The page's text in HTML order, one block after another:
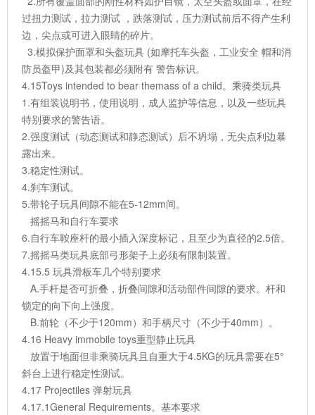
过扭力测试，拉力测试 ，跌落测试，压力测试前后不得产生利
边，尖点或可进入眼睛的碎片。
3.模拟保护面罩和头盔玩具 (如摩托车头盔，工业安全 帽和消
防员盔甲)及其包装都必须附有 警告标识。
4.15Toys intended to bear themass of a child。乘骑类玩具
1.有组装说明书，使用说明，成人监护等信息，以及一些玩具
特别要求的警告语。
2.强度测试（动态测试和静态测试）后不坍塌，无尖点利边暴
露出来。
3.稳定性测试。
4.刹车测试。
5.带轮子玩具间隙不能在5-12mm间。
摇摇马和自行车要求
6.自行车鞍座杆的最小插入深度标记，且至少为直径的2.5倍。
7.摇摇马类玩具底部弓形架子上必须有限制装置。
4.15.5 玩具滑板车几个特别要求
A.手杆是否可折叠，折叠间隙和活动部件间隙的要求。杆和
锁定的向下向上强度。
B.前轮（不少于120mm）和手柄尺寸（不少于40mm）。
4.16 Heavy immobile toys重型静止玩具
放置于地面但非乘骑玩具且自重大于4.5KG的玩具需要在5°
斜台上进行稳定性测试。
4.17 Projectiles 弹射玩具
4.17.1General Requirements。基本要求